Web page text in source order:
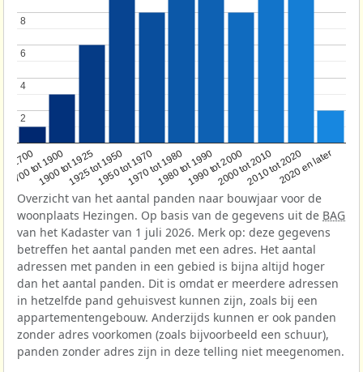
1700
1700 tot 1900
1900 tot 19251925 tot 19501950 tot 19701970 tot 19801980 tot 19901990 tot 20002000 tot 20102010 tot 20202020 en later
2
2
4
4
6
6
8
8
Overzicht van het aantal panden naar bouwjaar voor de
woonplaats Hezingen. Op basis van de gegevens uit de BAG
van het Kadaster van 1 juli 2026. Merk op: deze gegevens
betreffen het aantal panden met een adres. Het aantal
adressen met panden in een gebied is bijna altijd hoger
dan het aantal panden. Dit is omdat er meerdere adressen
in hetzelfde pand gehuisvest kunnen zijn, zoals bij een
appartementengebouw. Anderzijds kunnen er ook panden
zonder adres voorkomen (zoals bijvoorbeeld een schuur),
panden zonder adres zijn in deze telling niet meegenomen.